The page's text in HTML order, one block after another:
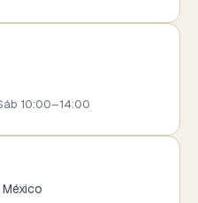
10:00–14:00